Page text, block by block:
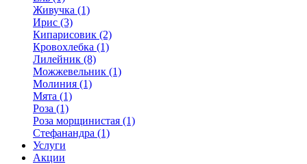
Живучка (1)
Ирис (3)
Кипарисовик (2)
Кровохлебка (1)
Лилейник (8)
Можжевельник (1)
Молиния (1)
Мята (1)
Роза (1)
Роза морщинистая (1)
Стефанандра (1)
Услуги
Акции